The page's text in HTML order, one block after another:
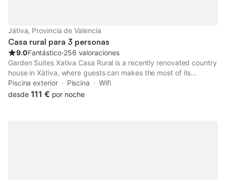
Játiva, Provincia de Valencia
Casa rural para 3 personas
9.0Fantástico⋅256 valoraciones
Garden Suites Xativa Casa Rural is a recently renovated country
house in Xàtiva, where guests can makes the most of its
outdoor swimming pool, garden and shared lounge. With garden
views, this accommodation offers a patio.
Piscina exterior Piscina
Wifi
desde 111 € por noche